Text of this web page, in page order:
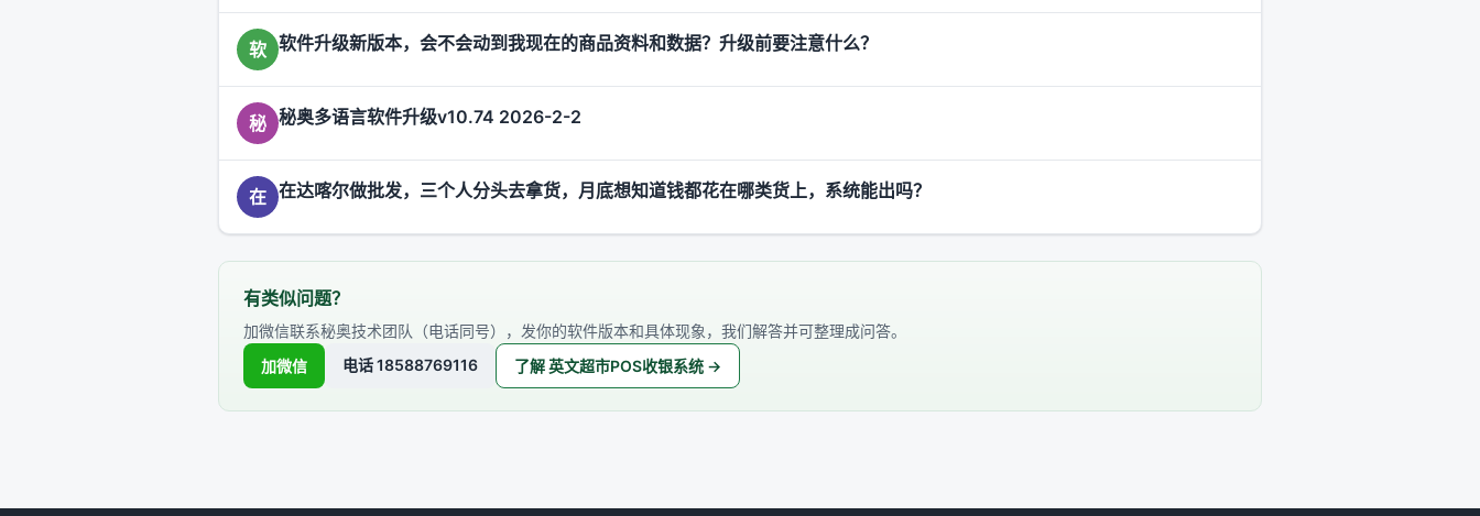
软 软件升级新版本，会不会动到我现在的商品资料和数据？升级前要注意什么？
秘 秘奥多语言软件升级v10.74 2026-2-2
在 在达喀尔做批发，三个人分头去拿货，月底想知道钱都花在哪类货上，系统能出吗？
有类似问题？
加微信联系秘奥技术团队（电话同号），发你的软件版本和具体现象，我们解答并可整理成问答。
加微信
电话 18588769116 了解 英文超市POS收银系统 →